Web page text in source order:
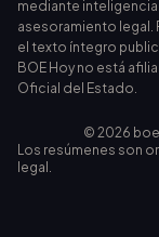
mediante
asesoramiento
el texto íntegro
BOE Hoy no está
Oficial del Estado.
© 2026
Los resúmenes son
legal.